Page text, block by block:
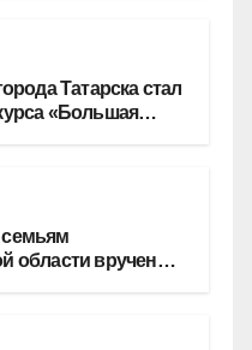
Татарска стал
«Большая
области вручены